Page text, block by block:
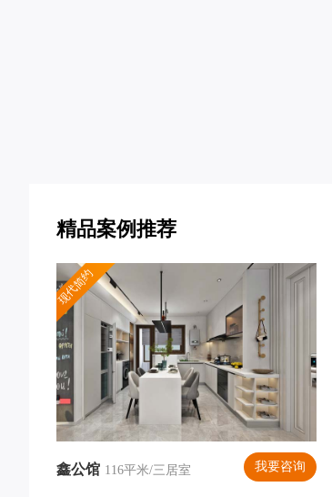
精品案例推荐
现代简约
鑫公馆 116平米/三居室 我要咨询